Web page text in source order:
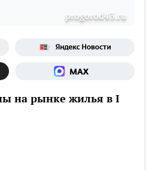
рrogorod43.ru
на рынке жилья в I